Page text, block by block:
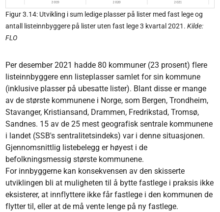
Figur 3.14: Utvikling i sum ledige plasser på lister med fast lege og
antall listeinnbyggere på lister uten fast lege 3 kvartal 2021.Kilde:
FLO
Per desember 2021 hadde 80 kommuner (23 prosent) flere
listeinnbyggere enn listeplasser samlet for sin kommune
(inklusive plasser på ubesatte lister). Blant disse er mange
av de største kommunene i Norge, som Bergen, Trondheim,
Stavanger, Kristiansand, Drammen, Fredrikstad, Tromsø,
Sandnes. 15 av de 25 mest geografisk sentrale kommunene
i landet (SSB's sentralitetsindeks) var i denne situasjonen.
Gjennomsnittlig listebelegg er høyest i de
befolkningsmessig største kommunene.
For innbyggerne kan konsekvensen av den skisserte
utviklingen bli at muligheten til å bytte fastlege i praksis ikke
eksisterer, at innflyttere ikke får fastlege i den kommunen de
flytter til, eller at de må vente lenge på ny fastlege.